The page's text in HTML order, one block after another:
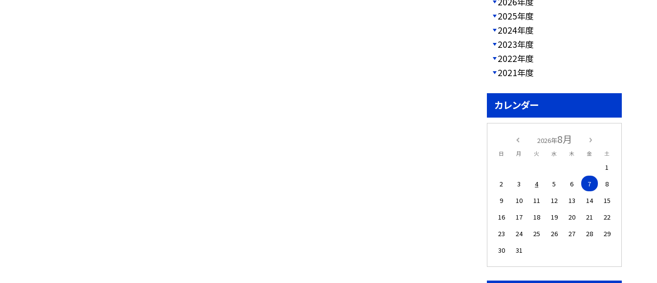
2025年度
2024年度
2023年度
2022年度
2021年度
カレンダー
2026年8月
日 月 火 水 木 金 土
1
2
3 4 5 6 7
8
9
10 11 12 13 14
15
16
17 18 19 20 21
22
23
24 25 26 27 28
29
30
31